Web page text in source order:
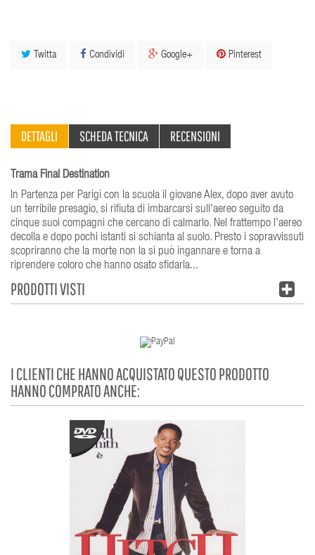
Twitta Condividi Google+ Pinterest
DETTAGLI SCHEDA TECNICA RECENSIONI
Trama Final Destination
In Partenza per Parigi con la scuola il giovane Alex, dopo aver avuto
un terribile presagio, si rifiuta di imbarcarsi sull'aereo seguito da
cinque suoi compagni che cercano di calmarlo. Nel frattempo l'aereo
decolla e dopo pochi istanti si schianta al suolo. Presto i sopravvissuti
scopriranno che la morte non la si può ingannare e torna a
riprendere coloro che hanno osato sfidarla...
PRODOTTI VISTI
I CLIENTI CHE HANNO ACQUISTATO QUESTO PRODOTTO
HANNO COMPRATO ANCHE: